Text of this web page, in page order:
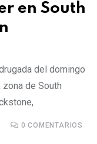
en South
del domingo
de South
0 COMENTARIOS